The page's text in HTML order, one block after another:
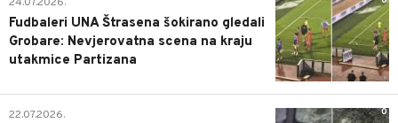
24.07.2026.
Fudbaleri UNA Štrasena šokirano gledali
Grobare: Nevjerovatna scena na kraju
utakmice Partizana
0
22.07.2026.